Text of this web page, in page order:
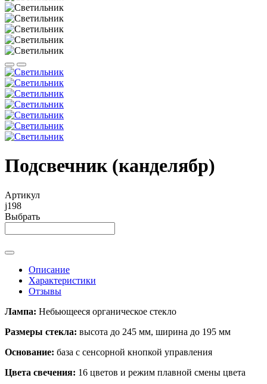
Подсвечник (канделябр)
Артикул
j198
Выбрать
Описание
Характеристики
Отзывы
Лампа: Небьющееся органическое стекло
Размеры стекла: высота до 245 мм, ширина до 195 мм
Основание: база с сенсорной кнопкой управления
Цвета свечения: 16 цветов и режим плавной смены цвета